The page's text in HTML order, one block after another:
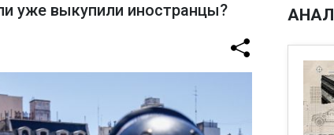
уже выкупили иностранцы?